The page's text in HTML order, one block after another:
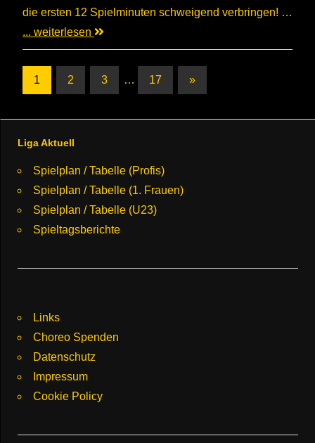
die ersten 12 Spielminuten schweigend verbringen! …
... weiterlesen
Seitennummerierung
Beiträge
1 2 3 … 17
Nächste
»
Liga Aktuell
Spielplan / Tabelle (Profis)
Spielplan / Tabelle (1. Frauen)
Spielplan / Tabelle (U23)
Spieltagsberichte
Links
Choreo Spenden
Datenschutz
Impressum
Cookie Policy